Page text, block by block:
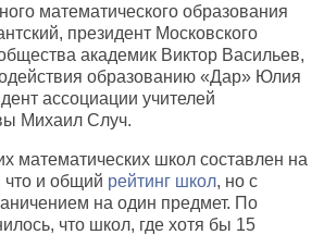
математического образования
президент Московского
академик Виктор Васильев,
образованию «Дар» Юлия
ассоциации учителей
Михаил Случ.
математических школ составлен на
что и общий рейтинг школ, но с
на один предмет. По
что школ, где хотя бы 15